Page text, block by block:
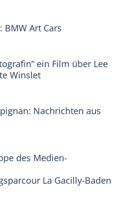
Art Cars
ein Film über Lee
Winslet
Nachrichten aus
des Medien-
La Gacilly-Baden